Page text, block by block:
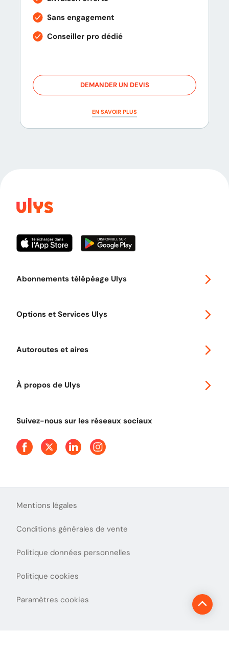
Sans engagement
Conseiller pro dédié
DEMANDER UN DEVIS
EN SAVOIR PLUS
Abonnements télépéage Ulys
Options et Services Ulys
Autoroutes et aires
À propos de Ulys
Suivez-nous sur les réseaux sociaux
Mentions légales
Conditions générales de vente
Politique données personnelles
Politique cookies
Paramètres cookies